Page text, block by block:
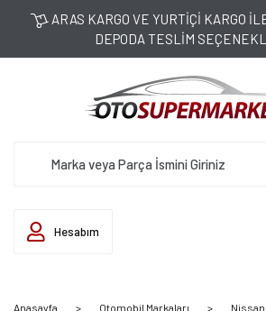
ARAS KARGO VE YURTİÇİ KARGO
DEPODA TESLİM
Hesabım
Anasayfa Otomobil Markaları Nissan